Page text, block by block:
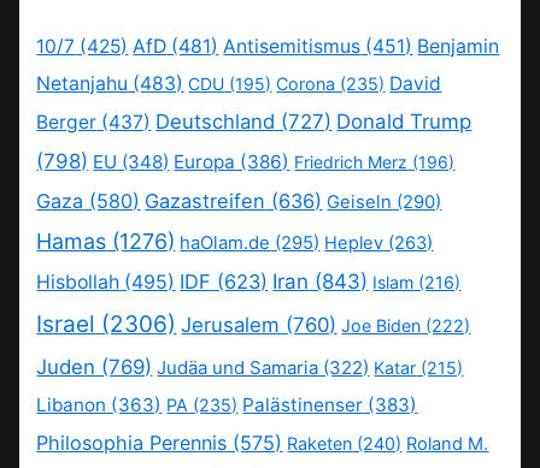
10/7 (425) AfD (481) Antisemitismus (451) Benjamin
Netanjahu (483) CDU (195) Corona (235) David
Berger (437) Deutschland (727) Donald Trump
(798) EU (348) Europa (386) Friedrich Merz (196)
Gaza (580) Gazastreifen (636) Geiseln (290)
Hamas (1276) haOlam.de (295) Heplev (263)
Hisbollah (495) IDF (623) Iran (843) Islam (216)
Israel (2306) Jerusalem (760) Joe Biden (222)
Juden (769) Judäa und Samaria (322) Katar (215)
Libanon (363) PA (235) Palästinenser (383)
Philosophia Perennis (575) Raketen (240) Roland M.